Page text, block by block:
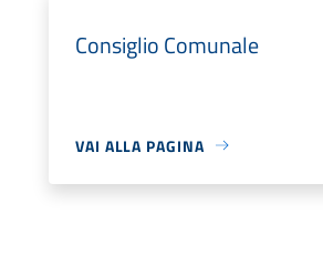
Consiglio Comunale
VAI ALLA PAGINA